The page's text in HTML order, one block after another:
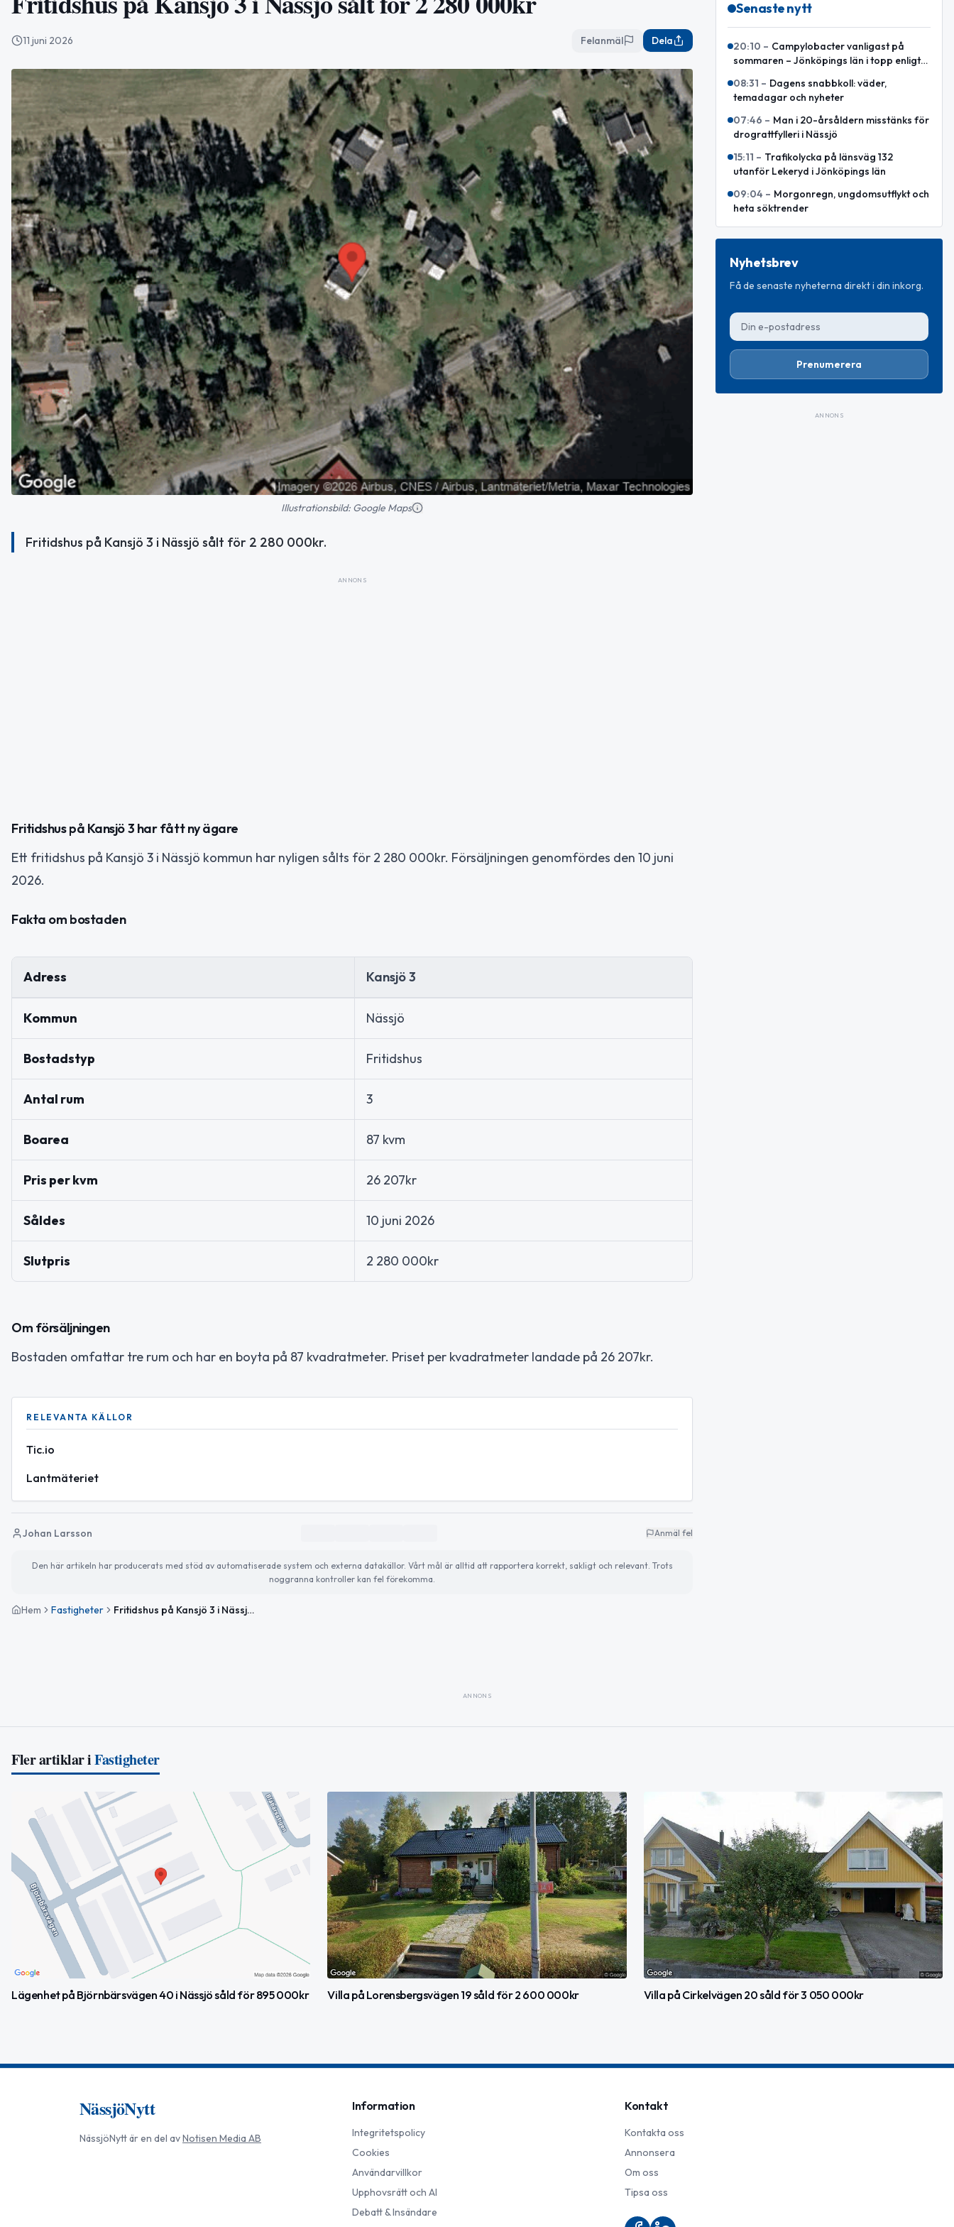
11 juni 2026 Felanmäl Dela
Illustrationsbild: Google Maps
Fritidshus på Kansjö 3 i Nässjö sålt för 2 280 000kr.
ANNONS
Fritidshus på Kansjö 3 har fått ny ägare
Ett fritidshus på Kansjö 3 i Nässjö kommun har nyligen sålts för 2 280 000kr. Försäljningen genomfördes den 10 juni
2026.
Fakta om bostaden
Adress Kansjö 3
Kommun Nässjö
Bostadstyp Fritidshus
Antal rum 3
Boarea 87 kvm
Pris per kvm 26 207kr
Såldes 10 juni 2026
Slutpris 2 280 000kr
Om försäljningen
Bostaden omfattar tre rum och har en boyta på 87 kvadratmeter. Priset per kvadratmeter landade på 26 207kr.
RELEVANTA KÄLLOR
Tic.io
Lantmäteriet
Johan Larsson Anmäl fel
Den här artikeln har producerats med stöd av automatiserade system och externa datakällor. Vårt mål är alltid att rapportera korrekt, sakligt och relevant. Trots
noggranna kontroller kan fel förekomma.
Hem Fastigheter Fritidshus på Kansjö 3 i Nässjö sålt för 2 280 000kr
Senaste nytt
20:10 – Campylobacter vanligast på
sommaren – Jönköpings län i topp enligt
08:31 – Dagens snabbkoll: väder,
temadagar och nyheter
07:46 – Man i 20-årsåldern misstänks för
drograttfylleri i Nässjö
15:11 – Trafikolycka på länsväg 132
utanför Lekeryd i Jönköpings län
09:04 – Morgonregn, ungdomsutflykt och
heta söktrender
Nyhetsbrev
Få de senaste nyheterna direkt i din inkorg.
Prenumerera
ANNONS
ANNONS
Fler artiklar iFastigheter
Lägenhet på Björnbärsvägen 40 i Nässjö såld för 895 000kr Villa på Lorensbergsvägen 19 såld för 2 600 000kr Villa på Cirkelvägen 20 såld för 3 050 000kr
NässjöNytt
NässjöNyttär en del avNotisen Media AB
Information
Integritetspolicy
Cookies
Användarvillkor
Upphovsrätt och AI
Debatt & Insändare
Kontakt
Kontakta oss
Annonsera
Om oss
Tipsa oss